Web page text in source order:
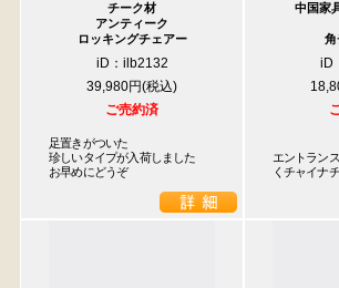
チーク材
アンティーク
ロッキングチェアー
iD：ilb2132
39,980円
ご売約済
足置きがついた
珍しいタイプが入荷しました
お早めにどうぞ
中国家
角
iD
エントラン
くチャイナ